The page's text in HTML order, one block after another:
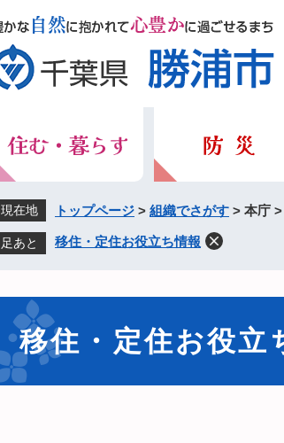
現在地 トップページ > 組織でさがす > 本庁 >
足あと 移住・定住お役立ち情報
移住・定住お役立